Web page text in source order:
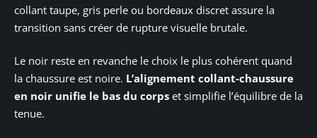
collant taupe, gris perle ou bordeaux discret assure la
transition sans créer de rupture visuelle brutale.
Le noir reste en revanche le choix le plus cohérent quand
la chaussure est noire. L’alignement collant-chaussure
en noir unifie le bas du corps et simplifie l’équilibre de la
tenue.